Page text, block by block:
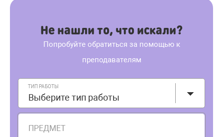
Не нашли то, что искали?
Попробуйте обратиться за помощью к
преподавателям
ТИП РАБОТЫ
Выберите тип работы
ПРЕДМЕТ